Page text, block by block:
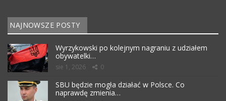
NAJNOWSZE POSTY
Wyrzykowski po kolejnym nagraniu z udziałem
obywatelki…
sie 1, 2026 0
SBU będzie mogła działać w Polsce. Co
naprawdę zmienia…